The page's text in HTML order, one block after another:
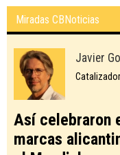
Miradas CBNoticias
Javier
Así celebraron
marcas